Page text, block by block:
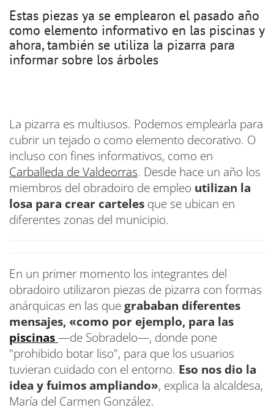
Estas piezas ya se emplearon el pasado año
como elemento informativo en las piscinas y
ahora, también se utiliza la pizarra para
informar sobre los árboles
La pizarra es multiusos. Podemos emplearla para
cubrir un tejado o como elemento decorativo. O
incluso con fines informativos, como en
Carballeda de Valdeorras. Desde hace un año los
miembros del obradoiro de empleo utilizan la
losa para crear carteles que se ubican en
diferentes zonas del municipio.
En un primer momento los integrantes del
obradoiro utilizaron piezas de pizarra con formas
anárquicas en las quegrababan diferentes
mensajes, «como por ejemplo, para las
piscinas—de Sobradelo—, donde pone
"prohibido botar liso", para que los usuarios
tuvieran cuidado con el entorno. Eso nos dio la
idea y fuimos ampliando», explica la alcaldesa,
María del Carmen González.